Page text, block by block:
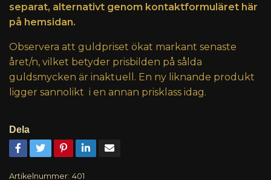
separat, alternativt genom kontaktformuläret här
på hemsidan.
Observera att guldpriset ökat markant senaste
året/n, vilket betyder prisbilden på sålda
guldsmycken är inaktuell. En ny liknande produkt
ligger sannolikt i en annan prisklass idag.
Dela
Artikelnummer: 401